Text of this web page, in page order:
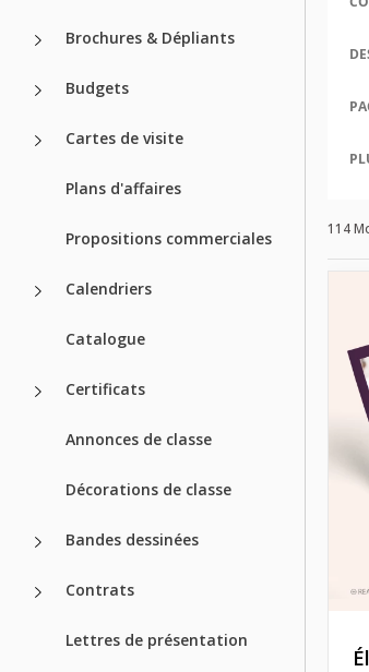
Brochures & Dépliants
Budgets
Cartes de visite
Plans d'affaires
Propositions commerciales
Calendriers
Catalogue
Certificats
Annonces de classe
Décorations de classe
Bandes dessinées
Contrats
Lettres de présentation
114